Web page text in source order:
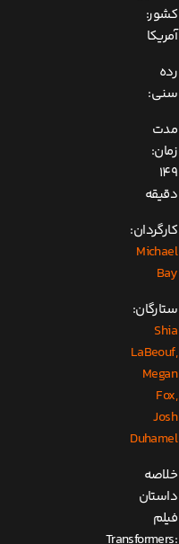
کشور:
آمریکا
رده
سنی:
مدت
زمان:
149
دقیقه
کارگردان:
Michael
Bay
ستارگان:
Shia
LaBeouf,
Megan
Fox,
Josh
Duhamel
خلاصه
داستان
فیلم
Transformers: